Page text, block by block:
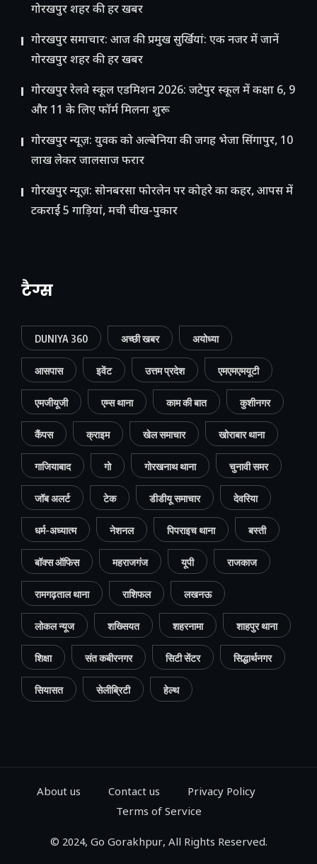
गोरखपुर शहर की हर खबर
गोरखपुर समाचार: आज की प्रमुख सुर्खियां: एक नजर में जानें
गोरखपुर शहर की हर खबर
गोरखपुर रेलवे स्कूल एडमिशन 2026: जटेपुर स्कूल में कक्षा 6, 9
और 11 के लिए फॉर्म मिलना शुरू
गोरखपुर न्यूज़: युवक को अल्बेनिया की जगह भेजा सिंगापुर, 10
लाख लेकर जालसाज फरार
गोरखपुर न्यूज़: सोनबरसा फोरलेन पर कोहरे का कहर, आपस में
टकराईं 5 गाड़ियां, मची चीख-पुकार
टैग्स
DUNIYA 360 अच्छी खबर अयोध्या
आसपास इवेंट उत्तम प्रदेश एमएमएमयूटी
एमजीयूजी एम्स थाना काम की बात कुशीनगर
कैंपस क्राइम खेल समाचार खोराबार थाना
गाजियाबाद गो गोरखनाथ थाना चुनावी समर
जॉब अलर्ट टेक डीडीयू समाचार देवरिया
धर्म-अध्यात्म नेशनल पिपराइच थाना बस्ती
बॉक्स ऑफिस महराजगंज यूपी राजकाज
रामगढ़ताल थाना राशिफल लखनऊ
लोकल न्यूज शख्सियत शहरनामा शाहपुर थाना
शिक्षा संत कबीरनगर सिटी सेंटर सिद्धार्थनगर
सियासत सेलीब्रिटी हेल्थ
About us Contact us
Privacy Policy
Terms of Service
© 2024, Go Gorakhpur, All Rights Reserved.